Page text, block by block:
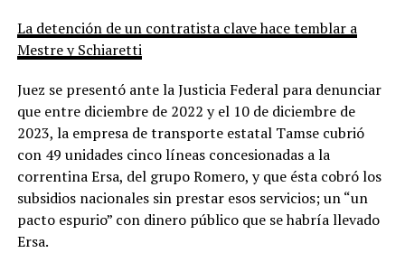
La detención de un contratista clave hace temblar a
Mestre y Schiaretti
Juez se presentó ante la Justicia Federal para denunciar
que entre diciembre de 2022 y el 10 de diciembre de
2023, la empresa de transporte estatal Tamse cubrió
con 49 unidades cinco líneas concesionadas a la
correntina Ersa, del grupo Romero, y que ésta cobró los
subsidios nacionales sin prestar esos servicios; un “un
pacto espurio” con dinero público que se habría llevado
Ersa.